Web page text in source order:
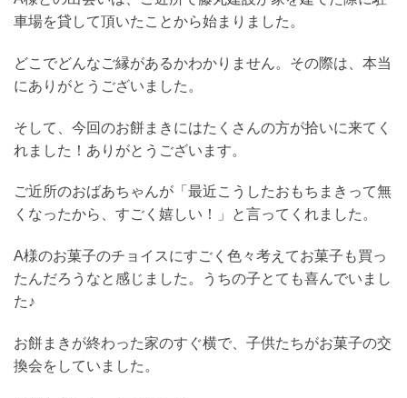
車場を貸して頂いたことから始まりました。
どこでどんなご縁があるかわかりません。その際は、本当
にありがとうございました。
そして、今回のお餅まきにはたくさんの方が拾いに来てく
れました！ありがとうございます。
ご近所のおばあちゃんが「最近こうしたおもちまきって無
くなったから、すごく嬉しい！」と言ってくれました。
A様のお菓子のチョイスにすごく色々考えてお菓子も買っ
たんだろうなと感じました。うちの子とても喜んでいまし
た♪
お餅まきが終わった家のすぐ横で、子供たちがお菓子の交
換会をしていました。